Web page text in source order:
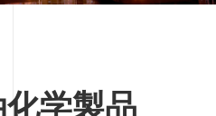
学製品